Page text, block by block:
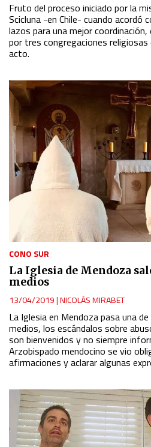
Fruto del proceso iniciado por la
Scicluna -en Chile- cuando acordó
lazos para una mejor
por tres congregaciones religiosas
acto.
CONO SUR
La Iglesia de Mendoza
medios
13/04/2019|NICOLÁS MIRABET
La Iglesia en Mendoza pasa una
medios, los escándalos sobre
son bienvenidos y no siempre
Arzobispado mendocino se vio
afirmaciones y aclarar algunas